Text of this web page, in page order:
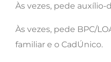
Às vezes, pede auxílio-
Às vezes, pede BPC/
familiar e o CadÚnico.